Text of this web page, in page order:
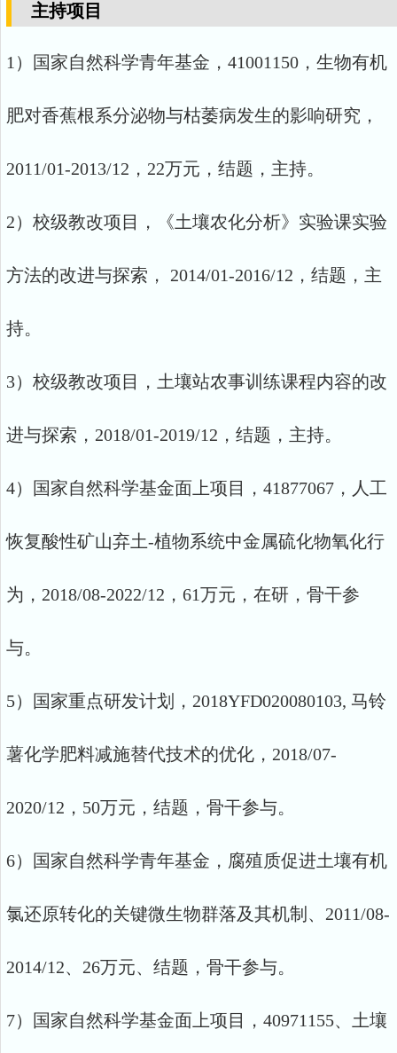
主持项目
1）国家自然科学青年基金，41001150，生物有机
肥对香蕉根系分泌物与枯萎病发生的影响研究，
2011/01-2013/12，22万元，结题，主持。
2）校级教改项目，《土壤农化分析》实验课实验
方法的改进与探索， 2014/01-2016/12，结题，主
持。
3）校级教改项目，土壤站农事训练课程内容的改
进与探索，2018/01-2019/12，结题，主持。
4）国家自然科学基金面上项目，41877067，人工
恢复酸性矿山弃土-植物系统中金属硫化物氧化行
为，2018/08-2022/12，61万元，在研，骨干参
与。
5）国家重点研发计划，2018YFD020080103, 马铃
薯化学肥料减施替代技术的优化，2018/07-
2020/12，50万元，结题，骨干参与。
6）国家自然科学青年基金，腐殖质促进土壤有机
氯还原转化的关键微生物群落及其机制、2011/08-
2014/12、26万元、结题，骨干参与。
7）国家自然科学基金面上项目，40971155、土壤